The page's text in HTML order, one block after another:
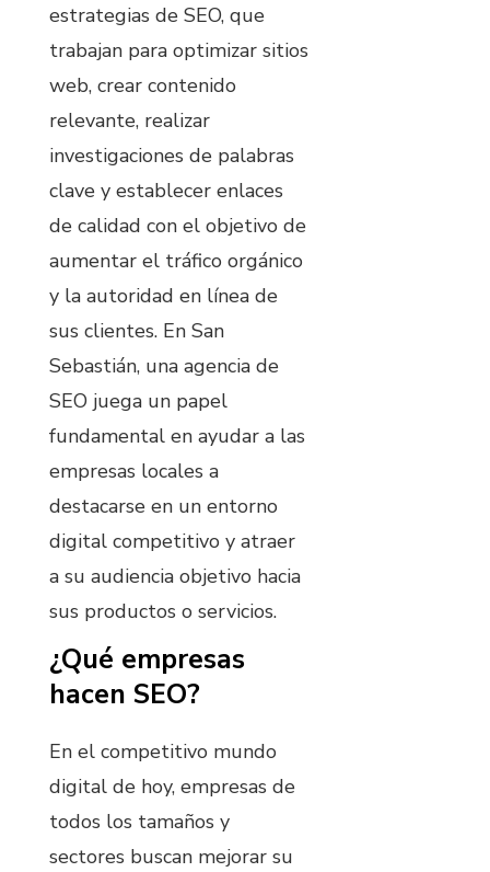
estrategias de SEO, que
trabajan para optimizar sitios
web, crear contenido
relevante, realizar
investigaciones de palabras
clave y establecer enlaces
de calidad con el objetivo de
aumentar el tráfico orgánico
y la autoridad en línea de
sus clientes. En San
Sebastián, una agencia de
SEO juega un papel
fundamental en ayudar a las
empresas locales a
destacarse en un entorno
digital competitivo y atraer
a su audiencia objetivo hacia
sus productos o servicios.
¿Qué empresas
hacen SEO?
En el competitivo mundo
digital de hoy, empresas de
todos los tamaños y
sectores buscan mejorar su